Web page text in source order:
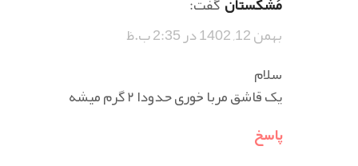
بهمن 12, 1402 در 2:35 ب.ظ
سلام
یک قاشق مربا خوری حدودا ۲ گرم میشه
پاسخ